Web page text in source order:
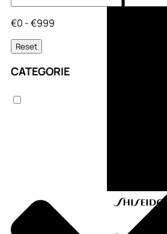
€0 - €999
Reset
CATEGORIE